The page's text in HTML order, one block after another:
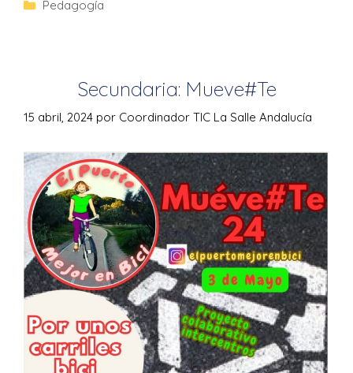
Pedagogía
Secundaria: Mueve#Te
15 abril, 2024 por Coordinador TIC La Salle Andalucía